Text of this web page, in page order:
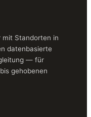
Standorten in
datenbasierte
— für
gehobenen